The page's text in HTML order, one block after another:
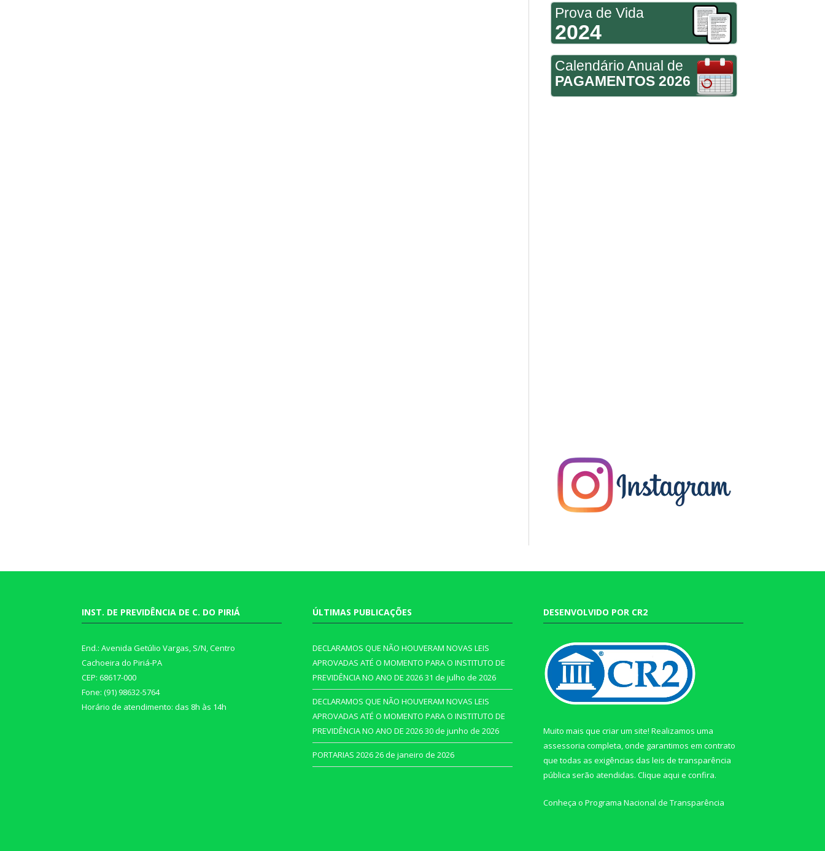
Prova de Vida
2024
Calendário Anual de
PAGAMENTOS 2026
INST. DE PREVIDÊNCIA DE C. DO PIRIÁ
End.: Avenida Getúlio Vargas, S/N, Centro
Cachoeira do Piriá-PA
CEP: 68617-000
Fone: (91) 98632-5764
Horário de atendimento: das 8h às 14h
ÚLTIMAS PUBLICAÇÕES
DECLARAMOS QUE NÃO HOUVERAM NOVAS LEIS
APROVADAS ATÉ O MOMENTO PARA O INSTITUTO DE
PREVIDÊNCIA NO ANO DE 202631 de julho de 2026
DECLARAMOS QUE NÃO HOUVERAM NOVAS LEIS
APROVADAS ATÉ O MOMENTO PARA O INSTITUTO DE
PREVIDÊNCIA NO ANO DE 202630 de junho de 2026
PORTARIAS 202626 de janeiro de 2026
DESENVOLVIDO POR CR2
Muito mais que criar um site! Realizamos uma
assessoria completa, onde garantimos em contrato
que todas as exigências das leis de transparência
pública serão atendidas. Clique aqui e confira.
Conheça o Programa Nacional de Transparência